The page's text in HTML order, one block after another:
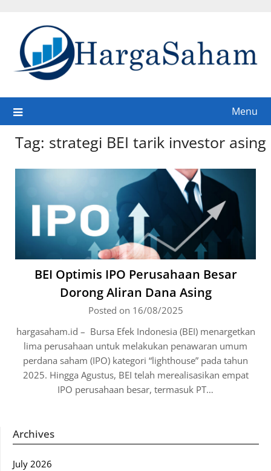
content
Menu
Tag: strategi BEI tarik investor asing
BEI Optimis IPO Perusahaan Besar
Dorong Aliran Dana Asing
Posted on 16/08/2025
hargasaham.id – Bursa Efek Indonesia (BEI) menargetkan
lima perusahaan untuk melakukan penawaran umum
perdana saham (IPO) kategori “lighthouse” pada tahun
2025. Hingga Agustus, BEI telah merealisasikan empat
IPO perusahaan besar, termasuk PT…
Archives
July 2026